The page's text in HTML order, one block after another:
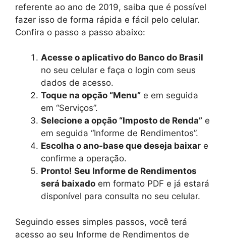
referente ao ano de 2019, saiba que é possível
fazer isso de forma rápida e fácil pelo celular.
Confira o passo a passo abaixo:
Acesse o aplicativo do Banco do Brasil
no seu celular e faça o login com seus
dados de acesso.
Toque na opção “Menu” e em seguida
em “Serviços”.
Selecione a opção “Imposto de Renda” e
em seguida “Informe de Rendimentos”.
Escolha o ano-base que deseja baixar e
confirme a operação.
Pronto! Seu Informe de Rendimentos
será baixado em formato PDF e já estará
disponível para consulta no seu celular.
Seguindo esses simples passos, você terá
acesso ao seu Informe de Rendimentos de